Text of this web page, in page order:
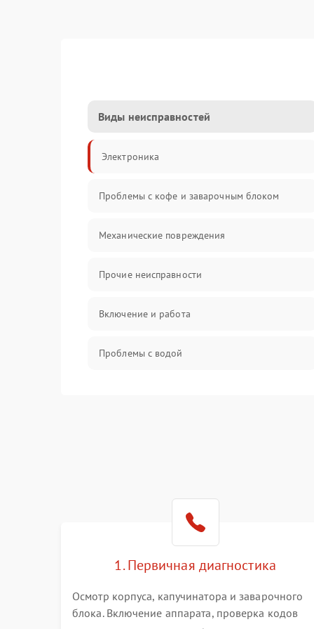
Виды неисправностей
Электроника
Проблемы с кофе и заварочным блоком
Механические повреждения
Прочие неисправности
Включение и работа
Проблемы с водой
1. Первичная диагностика
Осмотр корпуса, капучинатора и заварочного
блока. Включение аппарата, проверка кодов